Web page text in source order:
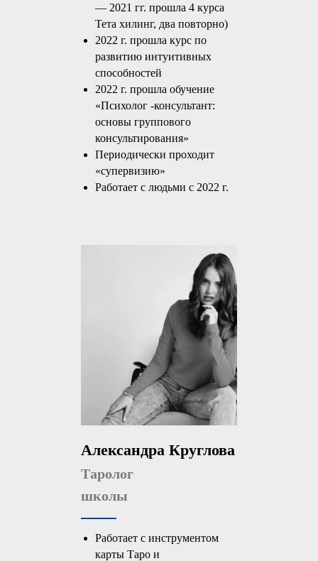
— 2021 гг. прошла 4 курса
Тета хилинг, два повторно)
2022 г. прошла курс по
развитию интуитивных
способностей
2022 г. прошла обучение
«Психолог -консультант:
основы группового
консультирования»
Периодически проходит
«супервизию»
Работает с людьми с 2022 г.
Александра Круглова
Таролог
школы
Работает с инструментом
карты Таро и